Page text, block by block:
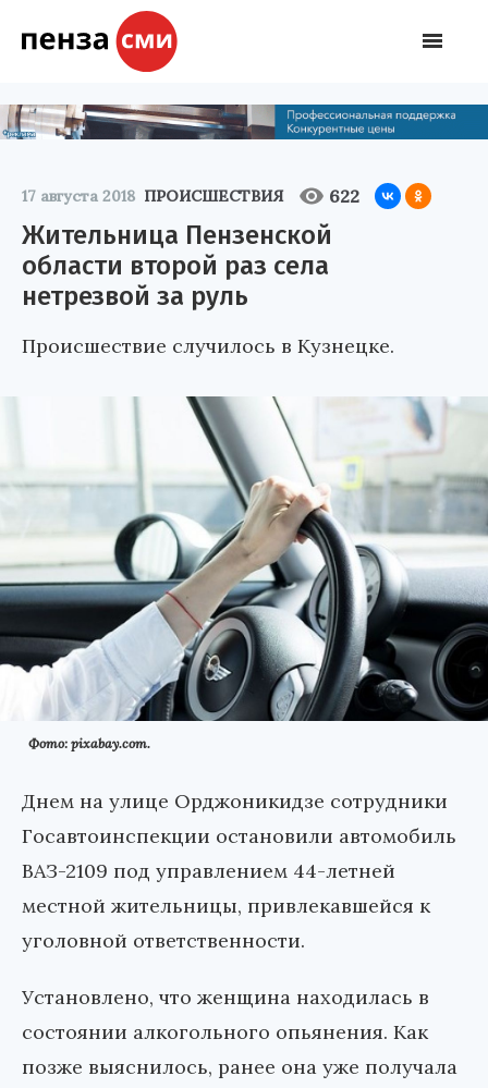
17 августа 2018 ПРОИСШЕСТВИЯ 622
Жительница Пензенской
области второй раз села
нетрезвой за руль
Происшествие случилось в Кузнецке.
Фото: pixabay.com.
Днем на улице Орджоникидзе сотрудники
Госавтоинспекции остановили автомобиль
ВАЗ-2109 под управлением 44-летней
местной жительницы, привлекавшейся к
уголовной ответственности.
Установлено, что женщина находилась в
состоянии алкогольного опьянения. Как
позже выяснилось, ранее она уже получала